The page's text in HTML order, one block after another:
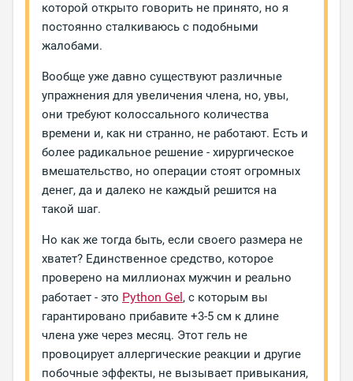
которой открыто говорить не принято, но я
постоянно сталкиваюсь с подобными
жалобами.
Вообще уже давно существуют различные
упражнения для увеличения члена, но, увы,
они требуют колоссального количества
времени и, как ни странно, не работают. Есть и
более радикальное решение - хирургическое
вмешательство, но операции стоят огромных
денег, да и далеко не каждый решится на
такой шаг.
Но как же тогда быть, если своего размера не
хватет? Единственное средство, которое
проверено на миллионах мужчин и реально
работает - это Python Gel, с которым вы
гарантировано прибавите +3-5 см к длине
члена уже через месяц. Этот гель не
провоцирует аллергические реакции и другие
побочные эффекты, не вызывает привыкания,